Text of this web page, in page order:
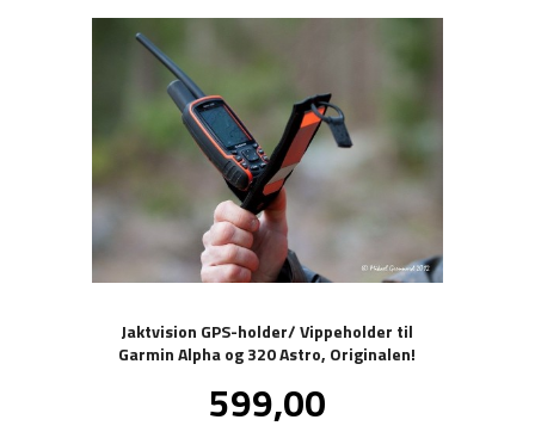
Jaktvision GPS-holder/ Vippeholder til
Garmin Alpha og 320 Astro, Originalen!
Pris
599,00